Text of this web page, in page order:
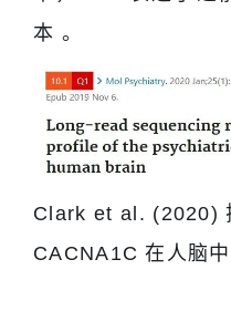
本 。
Clark et al. (2020)
CACNA1C 在人脑